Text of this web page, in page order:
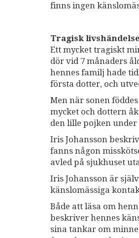
finns ingen
Tragisk livshändelse
Ett mycket tragiskt
dör vid 7 månaders
hennes familj hade
första dotter, och
Men när sonen
mycket och dottern
den lille pojken under
Iris Johansson
fanns någon
avled på sjukhuset
Iris Johansson är
känslomässiga
Både att läsa om
beskriver hennes
sina tankar om